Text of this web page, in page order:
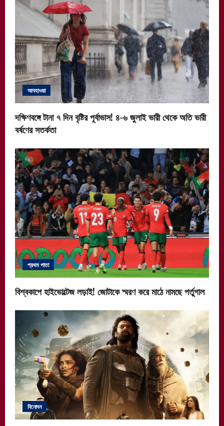
আবহাওয়া
দক্ষিণবঙ্গে টানা ৭ দিন বৃষ্টির পূর্বাভাস! ৪-৬ জুলাই ভারী থেকে অতি ভারী
বর্ষণের সতর্কতা
প্রথম পাতা
বিশ্বকাপে হাইভোল্টেজ লড়াই! জোটাকে স্মরণ করে মাঠে নামছে পর্তুগাল
বিনোদন